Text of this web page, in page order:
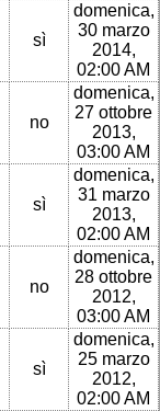
sì
domenica,
30 marzo
2014,
02:00 AM
no
domenica,
27 ottobre
2013,
03:00 AM
sì
domenica,
31 marzo
2013,
02:00 AM
no
domenica,
28 ottobre
2012,
03:00 AM
sì
domenica,
25 marzo
2012,
02:00 AM